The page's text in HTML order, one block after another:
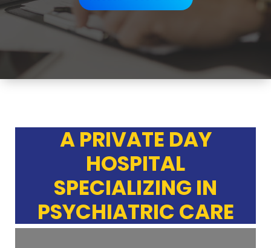
A PRIVATE DAY
HOSPITAL
SPECIALIZING IN
PSYCHIATRIC CARE